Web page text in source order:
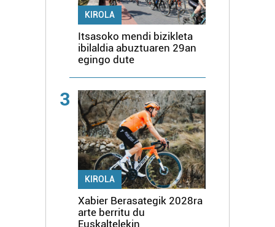
KIROLA
Itsasoko mendi bizikleta
ibilaldia abuztuaren 29an
egingo dute
3
KIROLA
Xabier Berasategik 2028ra
arte berritu du
Euskaltelekin